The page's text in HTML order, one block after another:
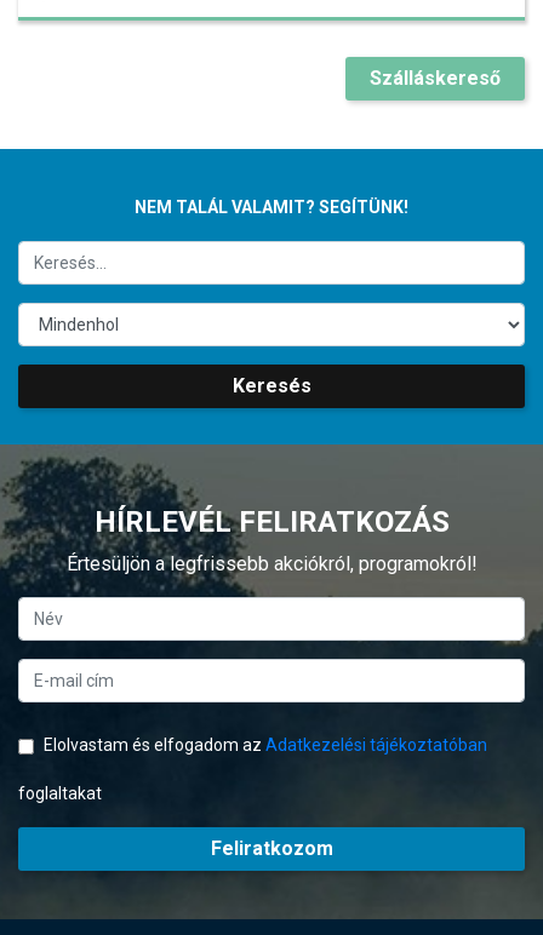
Szálláskereső
NEM TALÁL VALAMIT? SEGÍTÜNK!
Keresés
HÍRLEVÉL FELIRATKOZÁS
Értesüljön a legfrissebb akciókról, programokról!
Elolvastam és elfogadom az Adatkezelési tájékoztatóban
foglaltakat
Feliratkozom